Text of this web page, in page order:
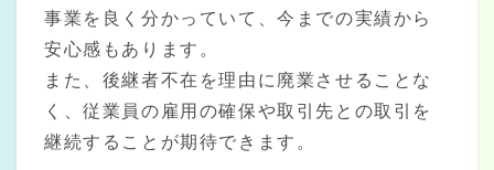
事業を良く分かっていて、今までの実績から
安心感もあります。
また、後継者不在を理由に廃業させることな
く、従業員の雇用の確保や取引先との取引を
継続することが期待できます。